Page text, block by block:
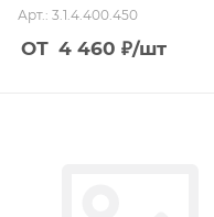
Арт.: 3.1.4.400.450
ОТ 4 460 ₽/шт